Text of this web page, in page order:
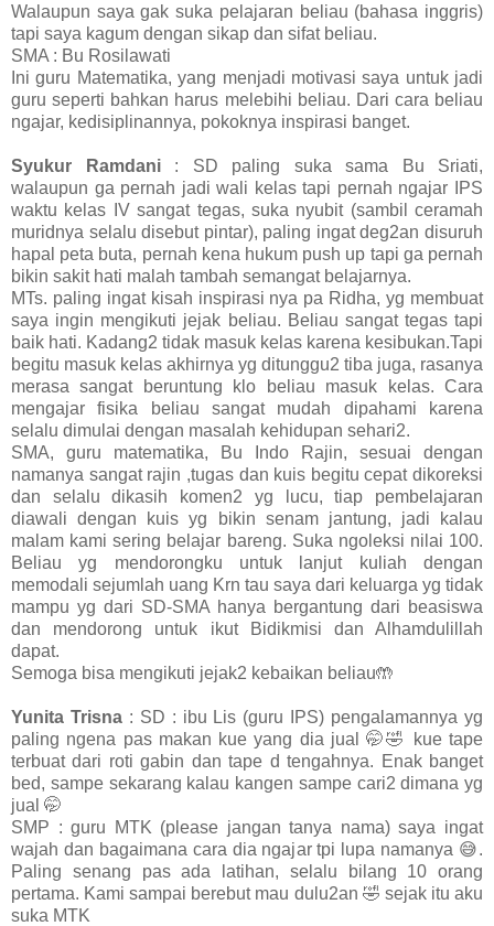
Walaupun saya gak suka pelajaran beliau (bahasa inggris)
tapi saya kagum dengan sikap dan sifat beliau.
SMA : Bu Rosilawati
Ini guru Matematika, yang menjadi motivasi saya untuk jadi
guru seperti bahkan harus melebihi beliau. Dari cara beliau
ngajar, kedisiplinannya, pokoknya inspirasi banget.
Syukur Ramdani :
SD paling suka sama Bu Sriati,
walaupun ga pernah jadi wali kelas tapi pernah ngajar IPS
waktu kelas IV sangat tegas, suka nyubit (sambil ceramah
muridnya selalu disebut pintar), paling ingat deg2an disuruh
hapal peta buta, pernah kena hukum push up tapi ga pernah
bikin sakit hati malah tambah semangat belajarnya.
MTs. paling ingat kisah inspirasi nya pa Ridha, yg membuat
saya ingin mengikuti jejak beliau. Beliau sangat tegas tapi
baik hati. Kadang2 tidak masuk kelas karena kesibukan.Tapi
begitu masuk kelas akhirnya yg ditunggu2 tiba juga, rasanya
merasa sangat beruntung klo beliau masuk kelas. Cara
mengajar fisika beliau sangat mudah dipahami karena
selalu dimulai dengan masalah kehidupan sehari2.
SMA, guru matematika, Bu Indo Rajin, sesuai dengan
namanya sangat rajin ,tugas dan kuis begitu cepat dikoreksi
dan selalu dikasih komen2 yg lucu, tiap pembelajaran
diawali dengan kuis yg bikin senam jantung, jadi kalau
malam kami sering belajar bareng. Suka ngoleksi nilai 100.
Beliau yg mendorongku untuk lanjut kuliah dengan
memodali sejumlah uang Krn tau saya dari keluarga yg tidak
mampu yg dari SD-SMA hanya bergantung dari beasiswa
dan mendorong untuk ikut Bidikmisi dan Alhamdulillah
dapat.
Semoga bisa mengikuti jejak2 kebaikan beliau🤲
Yunita Trisna : SD : ibu Lis (guru IPS) pengalamannya yg
paling ngena pas makan kue yang dia jual 🤭🤣 kue tape
terbuat dari roti gabin dan tape d tengahnya. Enak banget
bed, sampe sekarang kalau kangen sampe cari2 dimana yg
jual 🤭
SMP : guru MTK (please jangan tanya nama) saya ingat
wajah dan bagaimana cara dia ngajar tpi lupa namanya 😅.
Paling senang pas ada latihan, selalu bilang 10 orang
pertama. Kami sampai berebut mau dulu2an 🤣 sejak itu aku
suka MTK